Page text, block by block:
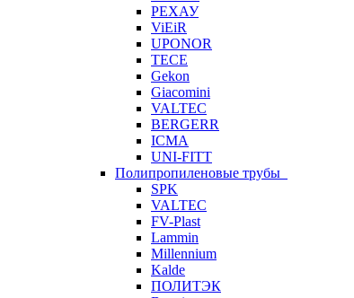
РЕХАУ
ViEiR
UPONOR
TECE
Gekon
Giacomini
VALTEC
BERGERR
ICMA
UNI-FITT
Полипропиленовые трубы
SPK
VALTEC
FV-Plast
Lammin
Millennium
Kalde
ПОЛИТЭК